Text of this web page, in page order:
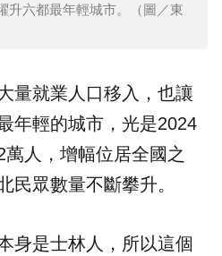
升六都最年輕城市。（圖／東
量就業人口移入，也讓
年輕的城市，光是2024
人，增幅位居全國之
民眾數量不斷攀升。
身是士林人，所以這個